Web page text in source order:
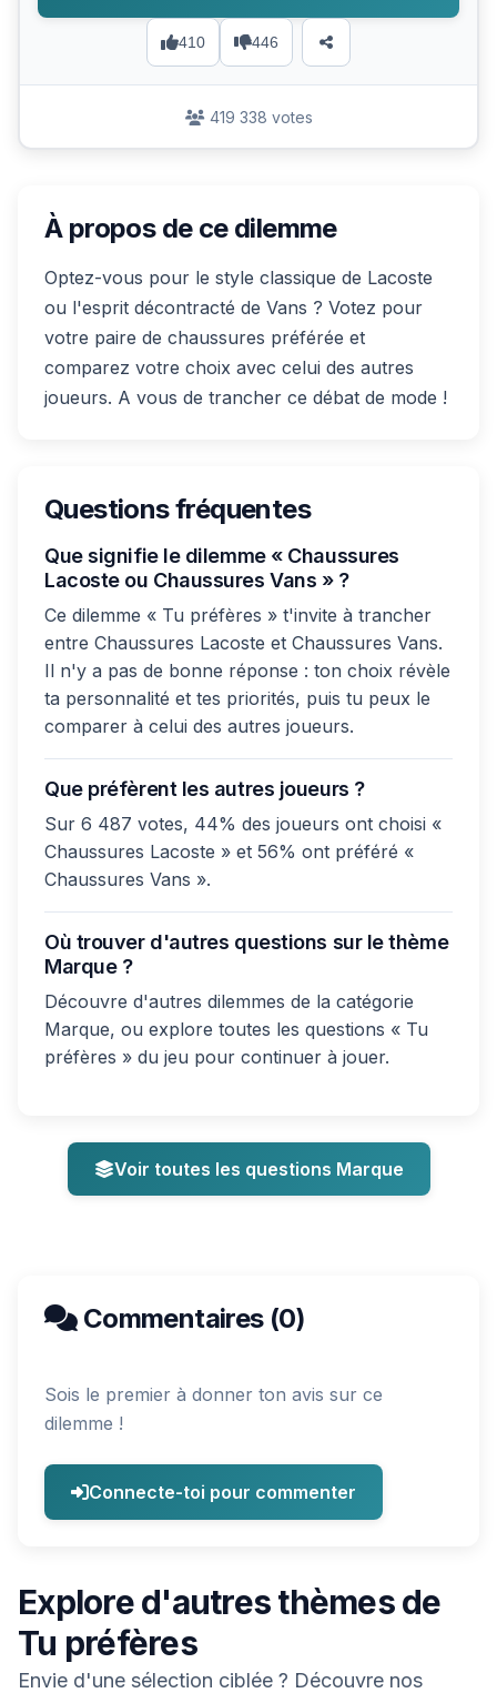
410 446
419 338 votes
À propos de ce dilemme
Optez-vous pour le style classique de Lacoste
ou l'esprit décontracté de Vans ? Votez pour
votre paire de chaussures préférée et
comparez votre choix avec celui des autres
joueurs. A vous de trancher ce débat de mode !
Questions fréquentes
Que signifie le dilemme « Chaussures
Lacoste ou Chaussures Vans » ?
Ce dilemme « Tu préfères » t'invite à trancher
entre Chaussures Lacoste et Chaussures Vans.
Il n'y a pas de bonne réponse : ton choix révèle
ta personnalité et tes priorités, puis tu peux le
comparer à celui des autres joueurs.
Que préfèrent les autres joueurs ?
Sur 6 487 votes, 44% des joueurs ont choisi «
Chaussures Lacoste » et 56% ont préféré «
Chaussures Vans ».
Où trouver d'autres questions sur le thème
Marque ?
Découvre d'autres dilemmes de la catégorie
Marque, ou explore toutes les questions « Tu
préfères » du jeu pour continuer à jouer.
Voir toutes les questions Marque
Commentaires (0)
Sois le premier à donner ton avis sur ce
dilemme !
Connecte-toi pour commenter
Explore d'autres thèmes de
Tu préfères
Envie d'une sélection ciblée ? Découvre nos